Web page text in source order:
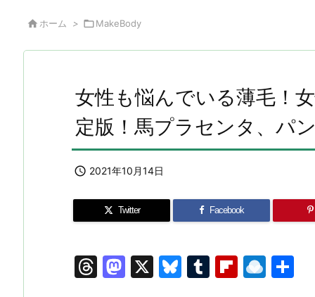
ホーム > MakeBody
女性も悩んでいる薄毛！
定版！馬プラセンタ、パ
 2021年10月14日
Twitter Facebook
T
M X
Bl T
Fl R